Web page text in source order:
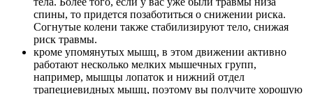
спины, то придется позаботиться о снижении риска.
Согнутые колени также стабилизируют тело, снижая
риск травмы.
кроме упомянутых мышц, в этом движении активно
работают несколько мелких мышечных групп,
например, мышцы лопаток и нижний отдел
трапециевидных мышц, поэтому вы получите хорошую